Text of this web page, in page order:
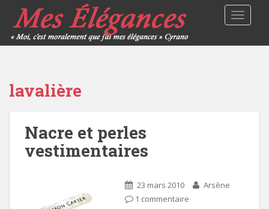
lavalière
Nacre et perles
vestimentaires
23 mars 2010
Arsène
1 commentaire